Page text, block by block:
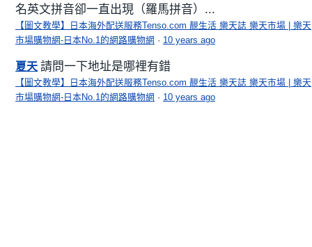
名英文拼音卻一直出現（羅馬拼音）...
【圖文教學】日本海外配送服務Tenso.com 靚生活 樂天誌 樂天市場 | 樂天
市場購物網-日本No.1的網路購物網 · 10 years ago
夏天 請問一下地址是哪裡有錯
【圖文教學】日本海外配送服務Tenso.com 靚生活 樂天誌 樂天市場 | 樂天
市場購物網-日本No.1的網路購物網 · 10 years ago